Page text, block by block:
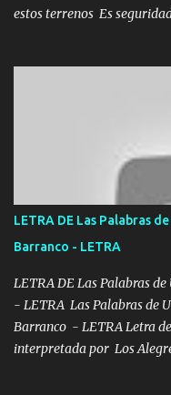
estos terrenos Es
ahí está el Hombre
cualquier problema no
FALTA UN HERMANO DE
HOMBRE VALIENTE POR
VIO POR LA FAMILIA PARA
los HERMANOS un
LETRA DE Las Palabras
Barranco - LETRA
LETRA DE Las Palabras
- LETRA Las Palabras de
Barranco - LETRA Letra
interpretada por Los